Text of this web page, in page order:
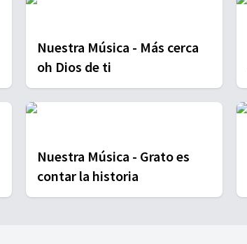
Nuestra Música - Más cerca
oh Dios de ti
Nuestra Música - Grato es
contar la historia